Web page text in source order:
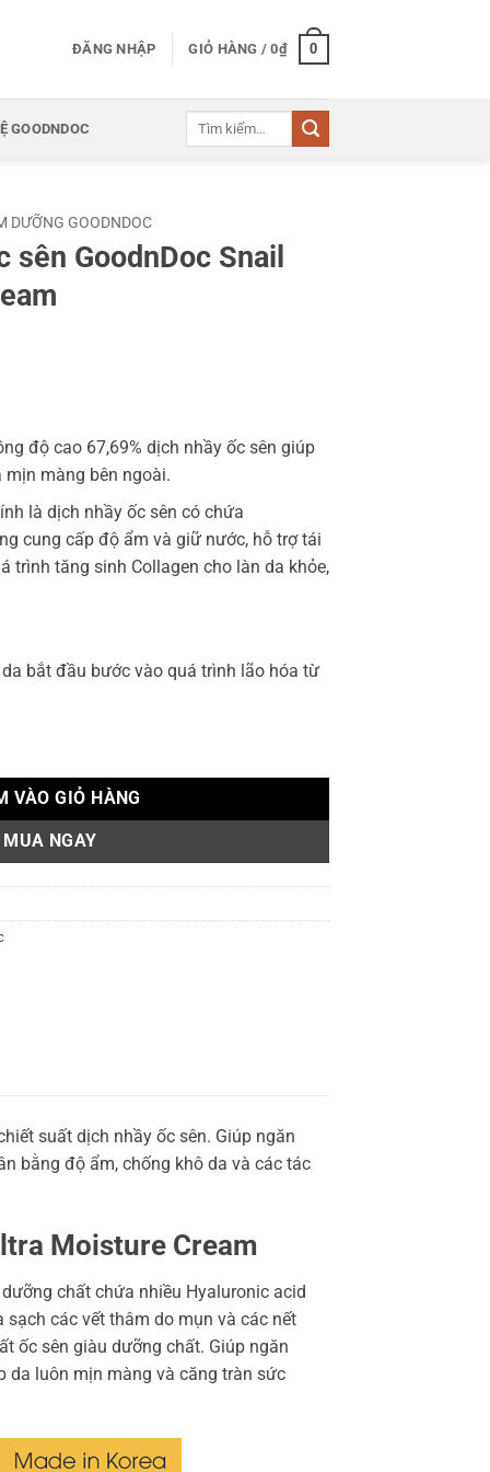
ĐĂNG NHẬP GIỎ HÀNG /0₫ 0
GOODNDOC
DƯỠNG GOODNDOC
sên GoodnDoc Snail
độ cao 67,69% dịch nhầy ốc sên giúp
màng bên ngoài.
là dịch nhầy ốc sên có chứa
cung cấp độ ẩm và giữ nước, hỗ trợ tái
trình tăng sinh Collagen cho làn da khỏe,
bắt đầu bước vào quá trình lão hóa từ
VÀO GIỎ HÀNG
MUA NGAY
suất dịch nhầy ốc sên. Giúp ngăn
bằng độ ẩm, chống khô da và các tác
Moisture Cream
chất chứa nhiều Hyaluronic acid
các vết thâm do mụn và các nết
ốc sên giàu dưỡng chất. Giúp ngăn
da luôn mịn màng và căng tràn sức